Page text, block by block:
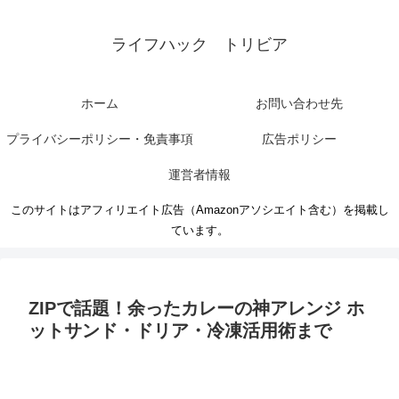
ライフハック トリビア
ホーム お問い合わせ先
プライバシーポリシー・免責事項 広告ポリシー
運営者情報
このサイトはアフィリエイト広告（Amazonアソシエイト含む）を掲載し
ています。
ZIPで話題！余ったカレーの神アレンジ ホ
ットサンド・ドリア・冷凍活用術まで